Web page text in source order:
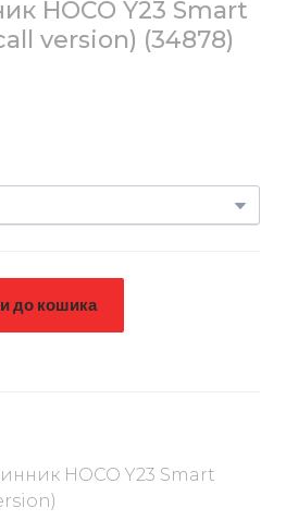
HOCO Y23 Smart
version) (34878)
до кошика
HOCO Y23 Smart